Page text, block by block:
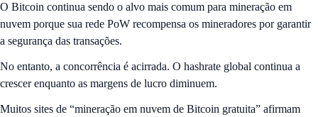
O Bitcoin continua sendo o alvo mais comum para mineração em
nuvem porque sua rede PoW recompensa os mineradores por garantir
a segurança das transações.
No entanto, a concorrência é acirrada. O hashrate global continua a
crescer enquanto as margens de lucro diminuem.
Muitos sites de “mineração em nuvem de Bitcoin gratuita” afirmam